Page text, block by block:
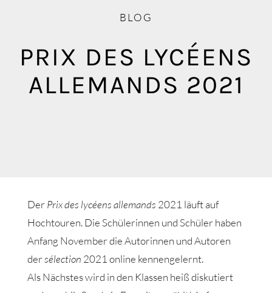
BLOG
PRIX DES LYCÉENS
ALLEMANDS 2021
DerPrix des lycéens allemands 2021 läuft auf
Hochtouren. Die Schülerinnen und Schüler haben
Anfang November die Autorinnen und Autoren
dersélection 2021 online kennengelernt.
Als Nächstes wird in den Klassen heiß diskutiert